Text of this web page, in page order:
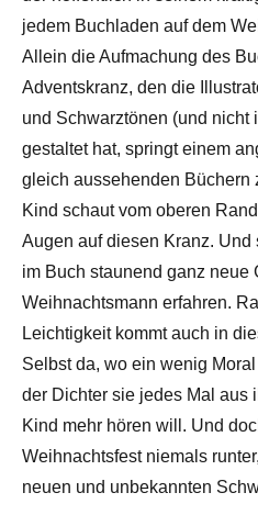
jedem Buchladen auf dem
Allein die Aufmachung des
Adventskranz, den die
und Schwarztönen (und nicht
gestaltet hat, springt einem
gleich aussehenden Büchern
Kind schaut vom oberen
Augen auf diesen Kranz.
im Buch staunend ganz neue
Weihnachtsmann erfahren.
Leichtigkeit kommt auch in
Selbst da, wo ein wenig
der Dichter sie jedes Mal aus
Kind mehr hören will. Und
Weihnachtsfest niemals
neuen und unbekannten